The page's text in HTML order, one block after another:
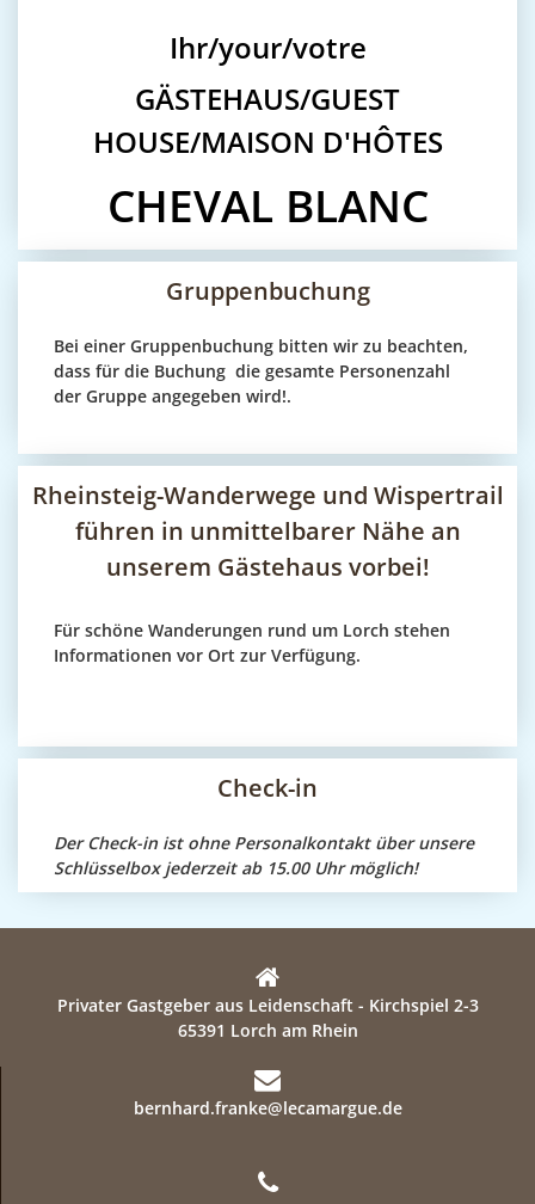
Ihr/your/votre
GÄSTEHAUS/GUEST
HOUSE/MAISON D'HÔTES
CHEVAL BLANC
Gruppenbuchung
Bei einer Gruppenbuchung bitten wir zu beachten,
dass für die Buchung die gesamte Personenzahl
der Gruppe angegeben wird!.
Rheinsteig-Wanderwege und Wispertrail
führen in unmittelbarer Nähe an
unserem Gästehaus vorbei!
Für schöne Wanderungen rund um Lorch stehen
Informationen vor Ort zur Verfügung.
Check-in
Der Check-in ist ohne Personalkontakt über unsere
Schlüsselbox jederzeit ab 15.00 Uhr möglich!
Privater Gastgeber aus Leidenschaft - Kirchspiel 2-3
65391 Lorch am Rhein
bernhard.franke@lecamargue.de